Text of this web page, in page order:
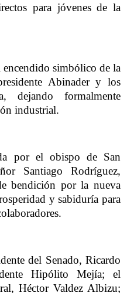
para jóvenes de la
simbólico de la
Abinader y los
dejando formalmente
industrial.
por el obispo de San
Santiago Rodríguez,
bendición por la nueva
y sabiduría para
del Senado, Ricardo
Hipólito Mejía; el
Héctor Valdez Albizu;